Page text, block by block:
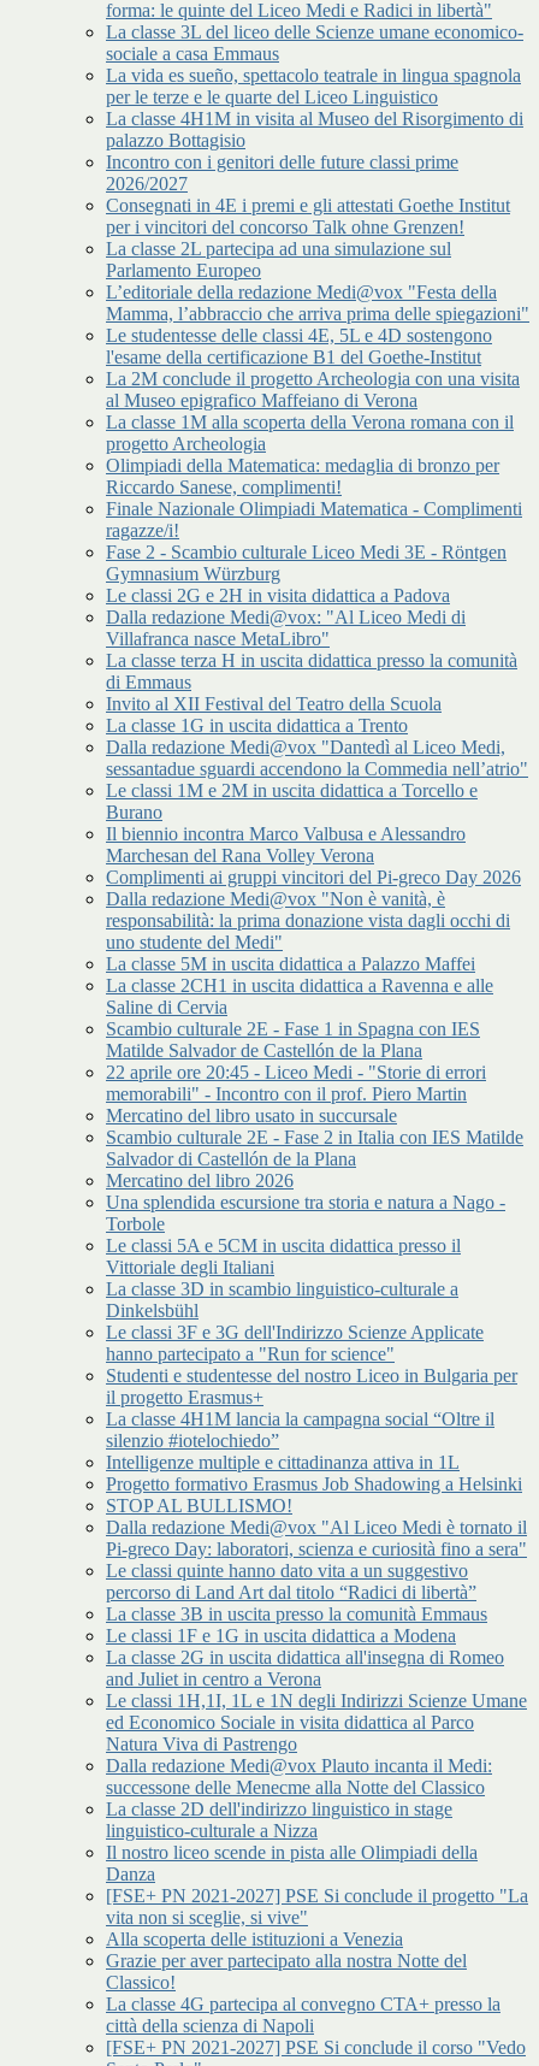
forma: le quinte del Liceo Medi e Radici in libertà"
La classe 3L del liceo delle Scienze umane economico-
sociale a casa Emmaus
La vida es sueño, spettacolo teatrale in lingua spagnola
per le terze e le quarte del Liceo Linguistico
La classe 4H1M in visita al Museo del Risorgimento di
palazzo Bottagisio
Incontro con i genitori delle future classi prime
2026/2027
Consegnati in 4E i premi e gli attestati Goethe Institut
per i vincitori del concorso Talk ohne Grenzen!
La classe 2L partecipa ad una simulazione sul
Parlamento Europeo
L’editoriale della redazione Medi@vox "Festa della
Mamma, l’abbraccio che arriva prima delle spiegazioni"
Le studentesse delle classi 4E, 5L e 4D sostengono
l'esame della certificazione B1 del Goethe-Institut
La 2M conclude il progetto Archeologia con una visita
al Museo epigrafico Maffeiano di Verona
La classe 1M alla scoperta della Verona romana con il
progetto Archeologia
Olimpiadi della Matematica: medaglia di bronzo per
Riccardo Sanese, complimenti!
Finale Nazionale Olimpiadi Matematica - Complimenti
ragazze/i!
Fase 2 - Scambio culturale Liceo Medi 3E - Röntgen
Gymnasium Würzburg
Le classi 2G e 2H in visita didattica a Padova
Dalla redazione Medi@vox: "Al Liceo Medi di
Villafranca nasce MetaLibro"
La classe terza H in uscita didattica presso la comunità
di Emmaus
Invito al XII Festival del Teatro della Scuola
La classe 1G in uscita didattica a Trento
Dalla redazione Medi@vox "Dantedì al Liceo Medi,
sessantadue sguardi accendono la Commedia nell’atrio"
Le classi 1M e 2M in uscita didattica a Torcello e
Burano
Il biennio incontra Marco Valbusa e Alessandro
Marchesan del Rana Volley Verona
Complimenti ai gruppi vincitori del Pi-greco Day 2026
Dalla redazione Medi@vox "Non è vanità, è
responsabilità: la prima donazione vista dagli occhi di
uno studente del Medi"
La classe 5M in uscita didattica a Palazzo Maffei
La classe 2CH1 in uscita didattica a Ravenna e alle
Saline di Cervia
Scambio culturale 2E - Fase 1 in Spagna con IES
Matilde Salvador de Castellón de la Plana
22 aprile ore 20:45 - Liceo Medi - "Storie di errori
memorabili" - Incontro con il prof. Piero Martin
Mercatino del libro usato in succursale
Scambio culturale 2E - Fase 2 in Italia con IES Matilde
Salvador di Castellón de la Plana
Mercatino del libro 2026
Una splendida escursione tra storia e natura a Nago -
Torbole
Le classi 5A e 5CM in uscita didattica presso il
Vittoriale degli Italiani
La classe 3D in scambio linguistico-culturale a
Dinkelsbühl
Le classi 3F e 3G dell'Indirizzo Scienze Applicate
hanno partecipato a "Run for science"
Studenti e studentesse del nostro Liceo in Bulgaria per
il progetto Erasmus+
La classe 4H1M lancia la campagna social “Oltre il
silenzio #iotelochiedo”
Intelligenze multiple e cittadinanza attiva in 1L
Progetto formativo Erasmus Job Shadowing a Helsinki
STOP AL BULLISMO!
Dalla redazione Medi@vox "Al Liceo Medi è tornato il
Pi-greco Day: laboratori, scienza e curiosità fino a sera"
Le classi quinte hanno dato vita a un suggestivo
percorso di Land Art dal titolo “Radici di libertà”
La classe 3B in uscita presso la comunità Emmaus
Le classi 1F e 1G in uscita didattica a Modena
La classe 2G in uscita didattica all'insegna di Romeo
and Juliet in centro a Verona
Le classi 1H,1I, 1L e 1N degli Indirizzi Scienze Umane
ed Economico Sociale in visita didattica al Parco
Natura Viva di Pastrengo
Dalla redazione Medi@vox Plauto incanta il Medi:
successone delle Menecme alla Notte del Classico
La classe 2D dell'indirizzo linguistico in stage
linguistico-culturale a Nizza
Il nostro liceo scende in pista alle Olimpiadi della
Danza
[FSE+ PN 2021-2027] PSE Si conclude il progetto "La
vita non si sceglie, si vive"
Alla scoperta delle istituzioni a Venezia
Grazie per aver partecipato alla nostra Notte del
Classico!
La classe 4G partecipa al convegno CTA+ presso la
città della scienza di Napoli
[FSE+ PN 2021-2027] PSE Si conclude il corso "Vedo